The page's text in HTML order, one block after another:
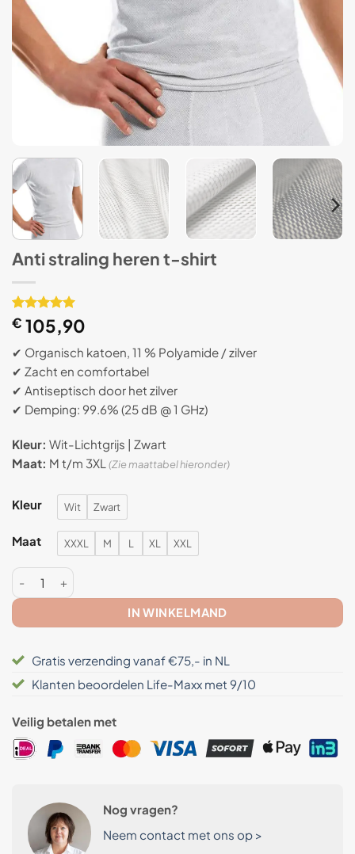
Anti straling heren t-shirt
Gewaardeerd
op 5
gebaseerd
op
1
klant
waardering
€ 105,90
✔ Organisch katoen, 11 % Polyamide / zilver
✔ Zacht en comfortabel
✔ Antiseptisch door het zilver
✔ Demping: 99.6% (25 dB @ 1 GHz)
Kleur: Wit-Lichtgrijs | Zwart
Maat: M t/m 3XL (Zie maattabel hieronder)
Kleur Wit Zwart
Maat XXXL M L XL XXL
Anti straling heren t-shirt Aantal
IN WINKELMAND
Gratis verzending vanaf €75,- in NL
Klanten beoordelen Life-Maxx met 9/10
Veilig betalen met
Nog vragen?
Neem contact met ons op >